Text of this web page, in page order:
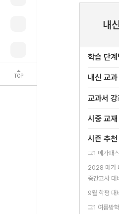
TOP
내
학습 단
내신 교
교과서 강
시중 교재
시즌 추천
고1 메가패스
2028 메가
중간고사 대
9월 학평 대
고1 여름방